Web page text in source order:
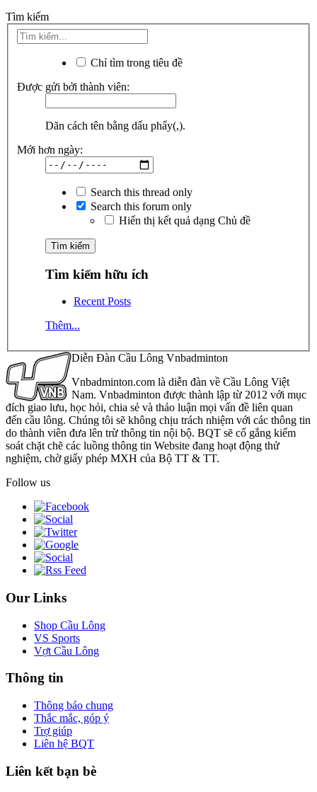
Tìm kiếm
Chỉ tìm trong tiêu đề
Được gửi bởi thành viên:
Dãn cách tên bằng dấu phẩy(,).
Mới hơn ngày:
Search this thread only
Search this forum only
Hiển thị kết quả dạng Chủ đề
Tìm kiếm hữu ích
Recent Posts
Thêm...
Diễn Đàn Cầu Lông Vnbadminton
Vnbadminton.com là diễn đàn về Cầu Lông Việt
Nam. Vnbadminton được thành lập từ 2012 với mục
đích giao lưu, học hỏi, chia sẻ và thảo luận mọi vấn đề liên quan
đến cầu lông. Chúng tôi sẽ không chịu trách nhiệm với các thông tin
do thành viên đưa lên trừ thông tin nội bộ. BQT sẽ cố gắng kiểm
soát chặt chẽ các luồng thông tin Website đang hoạt động thử
nghiệm, chờ giấy phép MXH của Bộ TT & TT.
Follow us
Our Links
Shop Cầu Lông
VS Sports
Vợt Cầu Lông
Thông tin
Thông báo chung
Thắc mắc, góp ý
Trợ giúp
Liên hệ BQT
Liên kết bạn bè